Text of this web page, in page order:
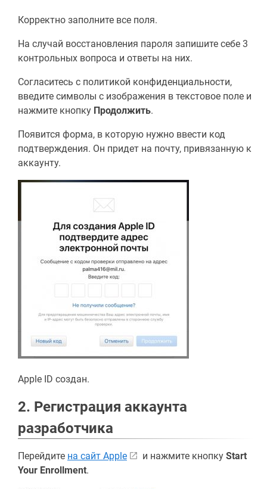
Корректно заполните все поля.
На случай восстановления пароля запишите себе 3
контрольных вопроса и ответы на них.
Согласитесь с политикой конфиденциальности,
введите символы с изображения в текстовое поле и
нажмите кнопку Продолжить.
Появится форма, в которую нужно ввести код
подтверждения. Он придет на почту, привязанную к
аккаунту.
Apple ID создан.
2. Регистрация аккаунта
разработчика
Перейдите на сайт Apple и нажмите кнопку Start
Your Enrollment.